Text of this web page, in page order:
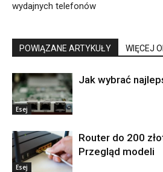
wydajnych telefonów
POWIĄZANE ARTYKUŁY WIĘCEJ
Esej
Jak wybrać
Esej
Router do 200
Przegląd modeli